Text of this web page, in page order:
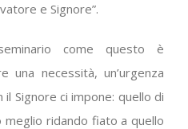
e Signore”.
come questo è
una necessità, un’urgenza
il Signore ci impone: quello di
meglio ridando fiato a quello